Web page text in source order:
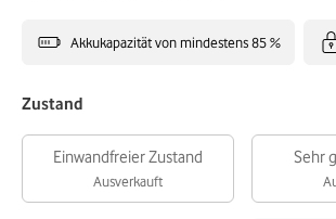
Akkukapazität von mindestens 85 %
Zustand
Einwandfreier Zustand
Ausverkauft
Sehr